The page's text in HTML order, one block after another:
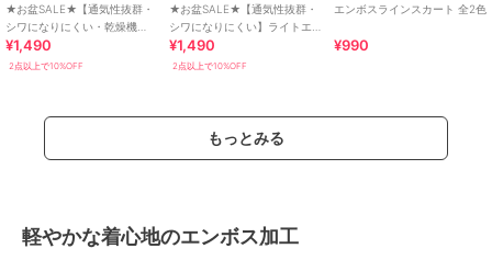
★お盆SALE★【通気性抜群・
シワになりにくい・乾燥機
OK】ライトエンボスIラインス
カート 全2色
¥1,490
2点以上で10%OFF
★お盆SALE★【通気性抜群・
シワになりにくい】ライトエ
ンボスタックワイドイージー
パンツ 全2色
¥1,490
2点以上で10%OFF
エンボスラインスカート 全2色
¥990
もっとみる
軽やかな着心地のエンボス加工